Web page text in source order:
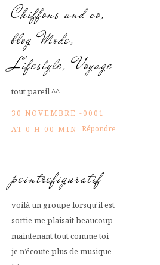
Chiffons and co,
blog Mode,
Lifestyle, Voyage
tout pareil ^^
30 NOVEMBRE -0001
AT 0 H 00 MIN Répondre
peintrefiguratif
voilà un groupe lorsqu’il est
sortie me plaisait beaucoup
maintenant tout comme toi
je n’écoute plus de musique